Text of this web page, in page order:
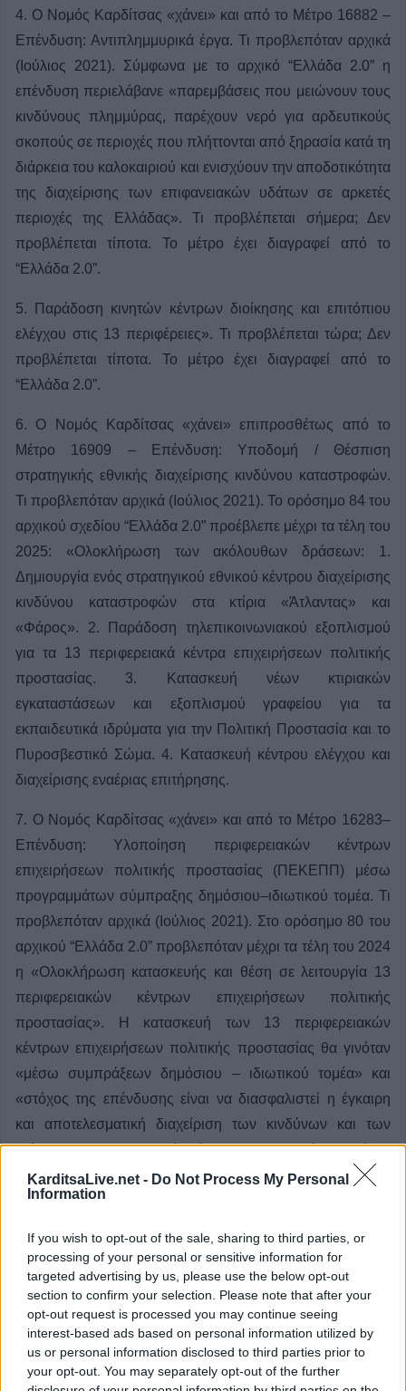
KarditsaLive.net - Do Not Process My Personal
Information
If you wish to opt-out of the sale, sharing to third parties, or
processing of your personal or sensitive information for
targeted advertising by us, please use the below opt-out
section to confirm your selection. Please note that after your
opt-out request is processed you may continue seeing
interest-based ads based on personal information utilized by
us or personal information disclosed to third parties prior to
your opt-out. You may separately opt-out of the further
4. Ο Νομός Καρδίτσας «χάνει» και από το Μέτρο 16882 –
Επένδυση: Αντιπλημμυρικά έργα. Τι προβλεπόταν αρχικά
(Ιούλιος 2021). Σύμφωνα με το αρχικό “Ελλάδα 2.0” η
επένδυση περιελάβανε «παρεμβάσεις που μειώνουν τους
κινδύνους πλημμύρας, παρέχουν νερό για αρδευτικούς
σκοπούς σε περιοχές που πλήττονται από ξηρασία κατά τη
διάρκεια του καλοκαιριού και ενισχύουν την αποδοτικότητα
της διαχείρισης των επιφανειακών υδάτων σε αρκετές
περιοχές της Ελλάδας». Τι προβλέπεται σήμερα; Δεν
προβλέπεται τίποτα. Το μέτρο έχει διαγραφεί από το
“Ελλάδα 2.0”.
5. Παράδοση κινητών κέντρων διοίκησης και επιτόπιου
ελέγχου στις 13 περιφέρειες». Τι προβλέπεται τώρα; Δεν
προβλέπεται τίποτα. Το μέτρο έχει διαγραφεί από το
“Ελλάδα 2.0”.
6. Ο Νομός Καρδίτσας «χάνει» επιπροσθέτως από το
Μέτρο 16909 – Επένδυση: Υποδομή / Θέσπιση
στρατηγικής εθνικής διαχείρισης κινδύνου καταστροφών.
Τι προβλεπόταν αρχικά (Ιούλιος 2021). Το ορόσημο 84 του
αρχικού σχεδίου “Ελλάδα 2.0” προέβλεπε μέχρι τα τέλη του
2025: «Ολοκλήρωση των ακόλουθων δράσεων: 1.
Δημιουργία ενός στρατηγικού εθνικού κέντρου διαχείρισης
κινδύνου καταστροφών στα κτίρια «Άτλαντας» και
«Φάρος». 2. Παράδοση τηλεπικοινωνιακού εξοπλισμού
για τα 13 περιφερειακά κέντρα επιχειρήσεων πολιτικής
προστασίας. 3. Κατασκευή νέων κτιριακών
εγκαταστάσεων και εξοπλισμού γραφείου για τα
εκπαιδευτικά ιδρύματα για την Πολιτική Προστασία και το
Πυροσβεστικό Σώμα. 4. Κατασκευή κέντρου ελέγχου και
διαχείρισης εναέριας επιτήρησης.
7. Ο Νομός Καρδίτσας «χάνει» και από το Μέτρο 16283–
Επένδυση: Υλοποίηση περιφερειακών κέντρων
επιχειρήσεων πολιτικής προστασίας (ΠΕΚΕΠΠ) μέσω
προγραμμάτων σύμπραξης δημόσιου–ιδιωτικού τομέα. Τι
προβλεπόταν αρχικά (Ιούλιος 2021). Στο ορόσημο 80 του
αρχικού “Ελλάδα 2.0” προβλεπόταν μέχρι τα τέλη του 2024
η «Ολοκλήρωση κατασκευής και θέση σε λειτουργία 13
περιφερειακών κέντρων επιχειρήσεων πολιτικής
προστασίας». Η κατασκευή των 13 περιφερειακών
κέντρων επιχειρήσεων πολιτικής προστασίας θα γινόταν
«μέσω συμπράξεων δημόσιου – ιδιωτικού τομέα» και
«στόχος της επένδυσης είναι να διασφαλιστεί η έγκαιρη
και αποτελεσματική διαχείριση των κινδύνων και των
κρίσεων σε περιφερειακό επίπεδο». Τι προβλέπεται τώρα;
Δεν προβλέπεται τίποτα. Το ορόσημο 80 έχει διαγραφεί
από το “Ελλάδα 2.0”.
Δρ Παπαγεωργίου Σωτήρης,
Διδάσκων Παν/ίου Θεσσαλίας
Γραμματέας Δικτύου Επιστημόνων και μέλος της
Κεντρικής Πολ. Επιτροπής ΠΑΣΟΚ